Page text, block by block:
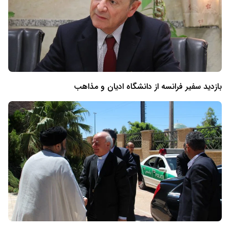
بازدید سفیر فرانسه از دانشگاه ادیان و مذاهب